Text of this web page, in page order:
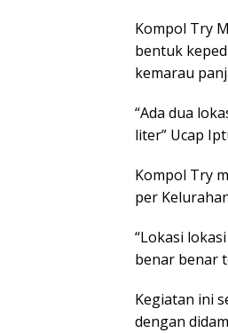
Kompol Try
bentuk
kemarau
“Ada dua
liter” Ucap
Kompol Try
per
“Lokasi
benar benar
Kegiatan ini
dengan